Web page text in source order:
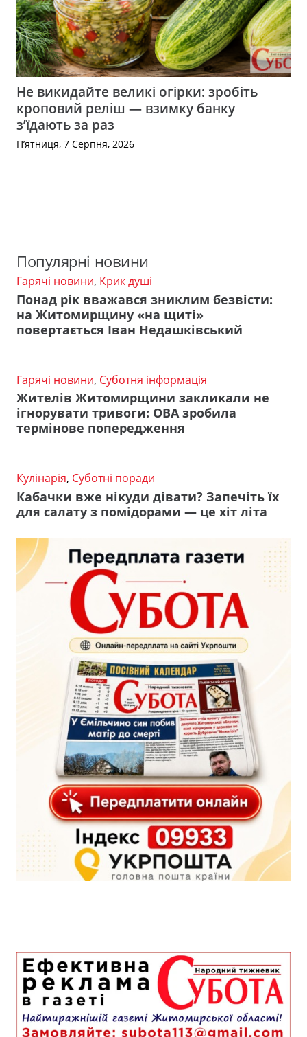
Не викидайте великі огірки: зробіть
кроповий реліш — взимку банку
з’їдають за раз
П’ятниця, 7 Серпня, 2026
Популярні новини
Гарячі новини, Крик душі
Понад рік вважався зниклим безвісти:
на Житомирщину «на щиті»
повертається Іван Недашківський
Гарячі новини, Суботня інформація
Жителів Житомирщини закликали не
ігнорувати тривоги: ОВА зробила
термінове попередження
Кулінарія, Суботні поради
Кабачки вже нікуди дівати? Запечіть їх
для салату з помідорами — це хіт літа